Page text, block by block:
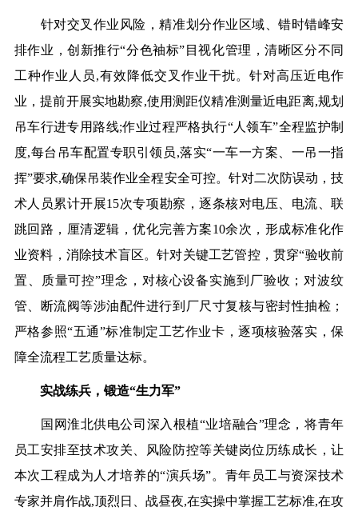
针对交叉作业风险，精准划分作业区域、错时错峰安
排作业，创新推行“分色袖标”目视化管理，清晰区分不同
工种作业人员,有效降低交叉作业干扰。针对高压近电作
业，提前开展实地勘察,使用测距仪精准测量近电距离,规划
吊车行进专用路线;作业过程严格执行“人领车”全程监护制
度,每台吊车配置专职引领员,落实“一车一方案、一吊一指
挥”要求,确保吊装作业全程安全可控。针对二次防误动，技
术人员累计开展15次专项勘察 ，逐条核对电压、电流、联
跳回路，厘清逻辑，优化完善方案10余次，形成标准化作
业资料，消除技术盲区。针对关键工艺管控，贯穿“验收前
置、质量可控”理念，对核心设备实施到厂验收；对波纹
管、断流阀等涉油配件进行到厂尺寸复核与密封性抽检；
严格参照“五通”标准制定工艺作业卡，逐项核验落实，保
障全流程工艺质量达标。
实战练兵，锻造“生力军”
国网淮北供电公司深入根植“业培融合”理念，将青年
员工安排至技术攻关、风险防控等关键岗位历练成长，让
本次工程成为人才培养的“演兵场”。青年员工与资深技术
专家并肩作战,顶烈日、战昼夜,在实操中掌握工艺标准,在攻